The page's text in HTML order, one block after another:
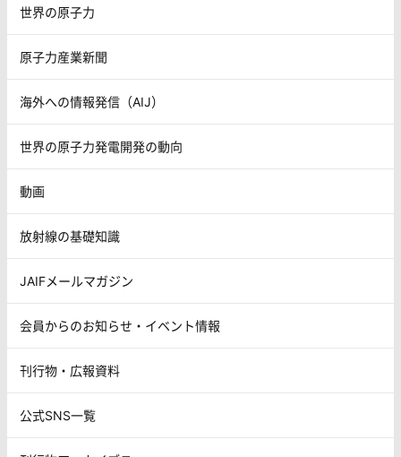
世界の原子力
原子力産業新聞
海外への情報発信（AIJ）
世界の原子力発電開発の動向
動画
放射線の基礎知識
JAIFメールマガジン
会員からのお知らせ・イベント情報
刊行物・広報資料
公式SNS一覧